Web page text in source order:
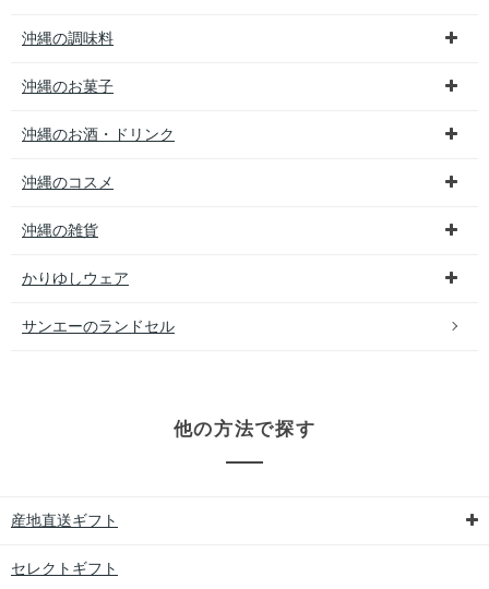
沖縄の調味料
沖縄のお菓子
沖縄のお酒・ドリンク
沖縄のコスメ
沖縄の雑貨
かりゆしウェア
サンエーのランドセル
他の方法で探す
産地直送ギフト
セレクトギフト